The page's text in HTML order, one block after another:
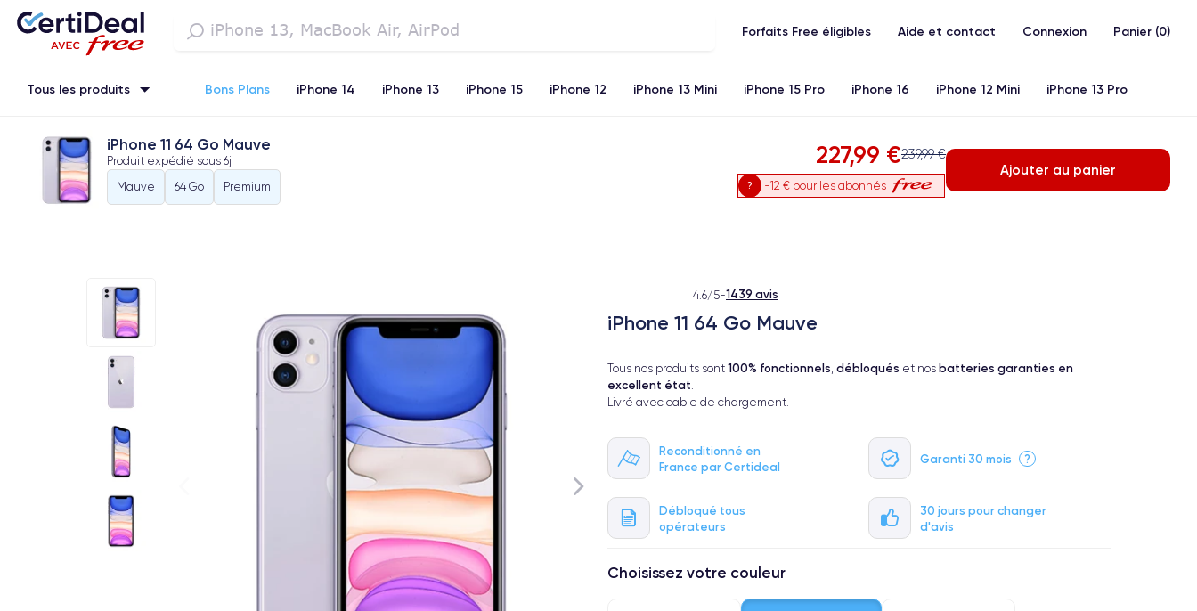
Forfaits Free éligibles Aide et contact Connexion Panier (0)
Tous les produits Bons Plans iPhone 14 iPhone 13 iPhone 15 iPhone 12 iPhone 13 Mini iPhone 15 Pro iPhone 16 iPhone 12 Mini iPhone 13 Pro
iPhone SE 3 (2022) iPhone 12 Pro Max iPhone X
Watch
iPhone 11 64 Go Mauve
Produit expédié sous 6j
Mauve
64 Go Premium
227,99 €239,99 €
-12 € pour les abonnés
Ajouter au panier
4.6/5-1439 avis
iPhone 11 64 Go Mauve
Tous nos produits sont 100% fonctionnels, débloqués et nos batteries garanties en
excellent état.
Livré avec cable de chargement.
Reconditionné en
France par Certideal
Garanti 30 mois ?
Débloqué tous
opérateurs
30 jours pour changer
d'avis
Choisissez votre couleur